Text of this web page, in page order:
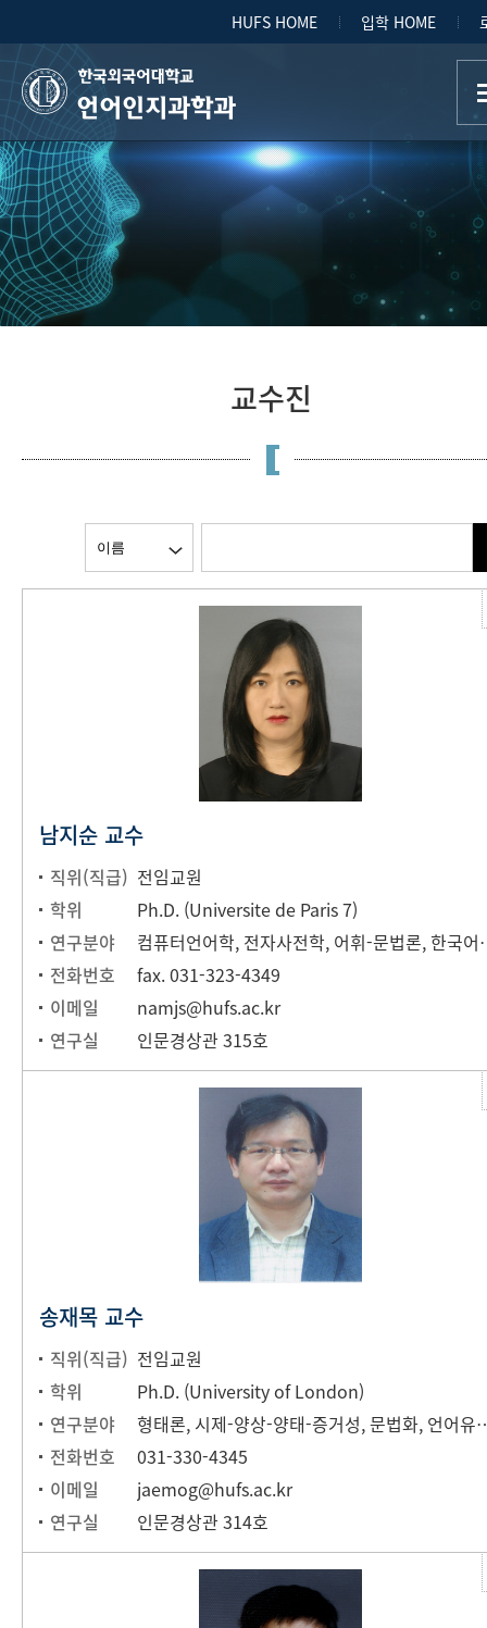
HUFS HOME 입학 HOME
언어인지과학과
교수진
남지순 교수
직위(직급) 전임교원
학위
Ph.D. (Universite de Paris 7)
연구분야
컴퓨터언어
전화번호
fax. 031-323-4349
이메일
namjs@hufs.ac.kr
연구실
인문경상관 315호
송재목 교수
직위(직급) 전임교원
학위
Ph.D. (University of London)
연구분야
형태론, 시제-양
전화번호
031-330-4345
이메일
jaemog@hufs.ac.kr
연구실
인문경상관 314호